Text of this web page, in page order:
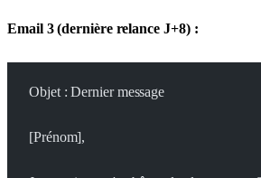
Email 3 (dernière relance J+8) :
Objet : Dernier message
[Prénom],